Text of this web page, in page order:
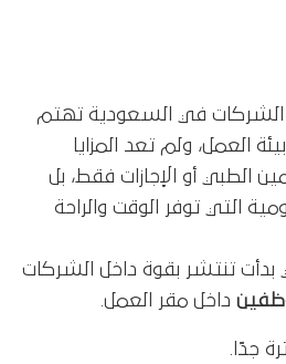
الشركات في السعودية تهتم
العمل، ولم تعد المزايا
الطبي أو الإجازات فقط، بل
التي توفر الوقت والراحة
بدأت تنتشر بقوة داخل الشركات
داخل مقر العمل.
جدًا.